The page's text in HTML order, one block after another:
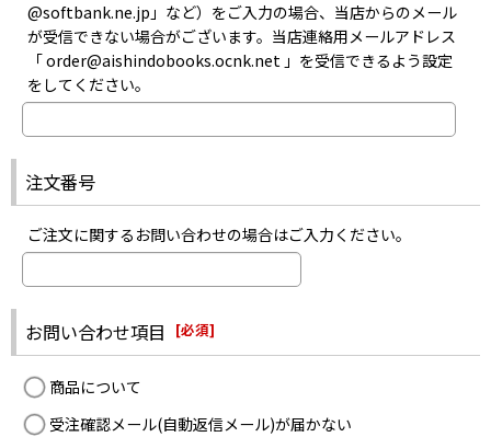
@softbank.ne.jp」など）をご入力の場合、当店からのメール
が受信できない場合がございます。当店連絡用メールアドレス
「 order@aishindobooks.ocnk.net 」を受信できるよう設定
をしてください。
注文番号
ご注文に関するお問い合わせの場合はご入力ください。
お問い合わせ項目 [必須]
商品について
受注確認メール(自動返信メール)が届かない